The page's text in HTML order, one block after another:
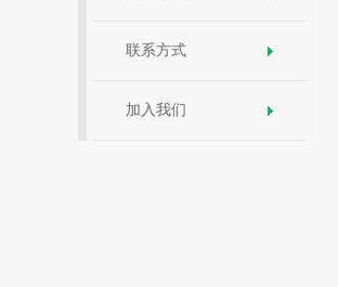
联系方式
加入我们